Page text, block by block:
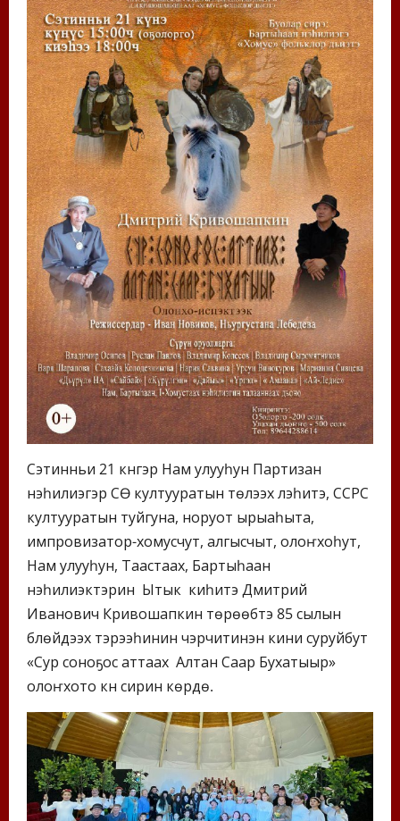
Сэтинньи 21 күнүгэр Нам улууһун Партизан
нэһилиэгэр СӨ култууратын үтүөлээх үлэһитэ, ССРС
култууратын туйгуна, норуот ырыаһыта,
импровизатор-хомусчут, алгысчыт, олоҥхоһут,
Нам улууһун, Таастаах, Бартыһаан
нэһилиэктэрин Ытык киһитэ Дмитрий
Иванович Кривошапкин төрөөбүтэ 85 сылын
үбүлүөйдээх тэрээһинин чэрчитинэн кини суруйбут
«Сур соноҕос аттаах Алтан Саар Бухатыыр»
олоҥхото күн сирин көрдө.